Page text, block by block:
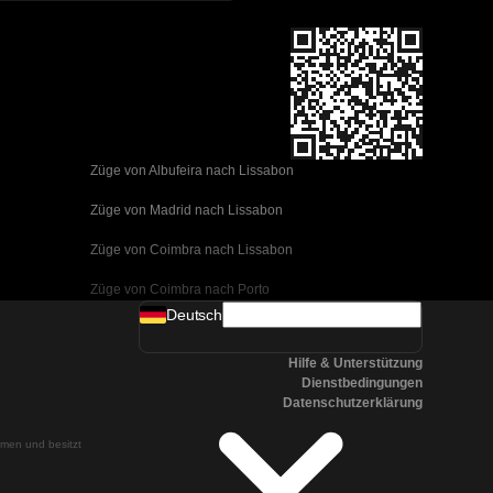
Züge von Albufeira nach Lissabon
Züge von Madrid nach Lissabon
Züge von Coimbra nach Lissabon
Züge von Coimbra nach Porto
Züge von Valencia nach Barcelona
Züge von Malaga nach Barcelona
Züge von Malaga nach Madrid
Züge von Cordoba nach Madrid
und besitzt
Deutsch
Hilfe & Unterstützung
Dienstbedingungen
Datenschutzerklärung